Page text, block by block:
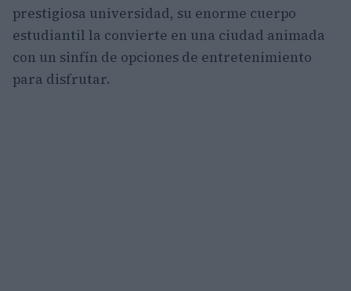
prestigiosa universidad, su enorme cuerpo
estudiantil la convierte en una ciudad animada
con un sinfín de opciones de entretenimiento
para disfrutar.